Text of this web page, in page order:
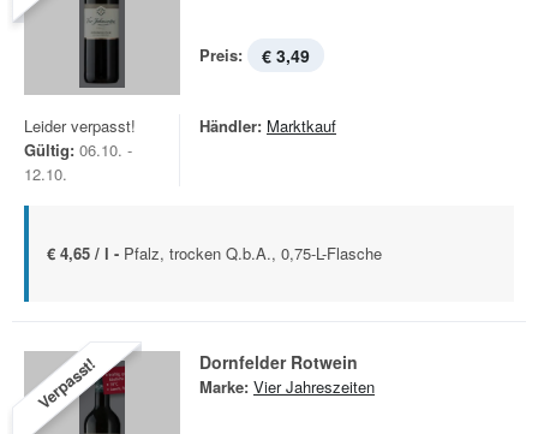
Preis: € 3,49
Leider verpasst!
Gültig: 06.10. -
12.10.
Händler: Marktkauf
€ 4,65 / l - Pfalz, trocken Q.b.A., 0,75-L-Flasche
Verpasst! Dornfelder Rotwein
Marke: Vier Jahreszeiten